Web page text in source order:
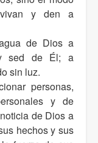
vivan y den a
de Dios a
sed de Él; a
sin luz.
personas,
y de
de Dios a
hechos y sus